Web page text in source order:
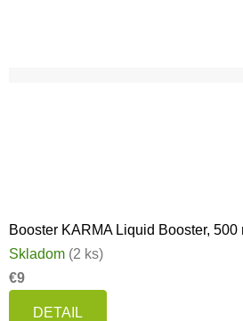
Booster KARMA Liquid Booster, 500
Skladom (2 ks)
€9
DETAIL